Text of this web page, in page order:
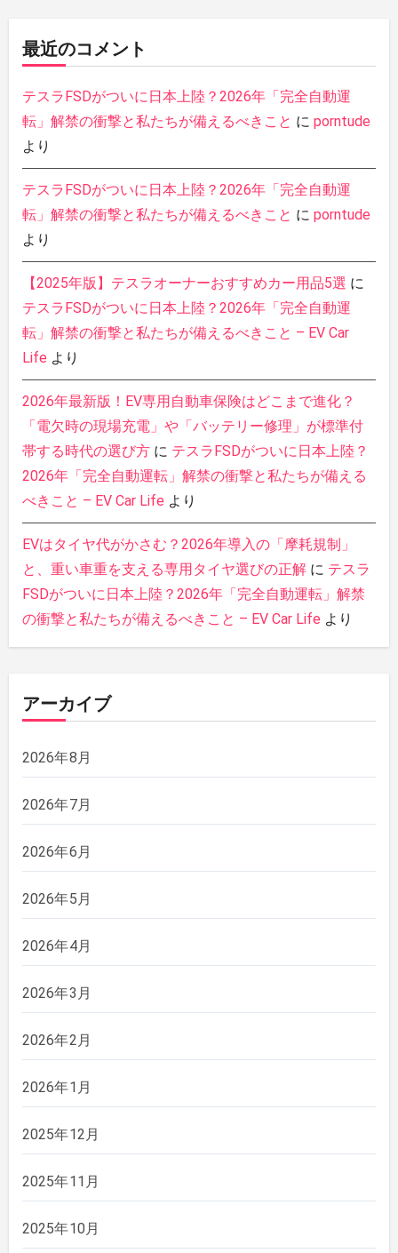
最近のコメント
テスラFSDがついに日本上陸？2026年「完全自動運
転」解禁の衝撃と私たちが備えるべきこと に porntude
より
テスラFSDがついに日本上陸？2026年「完全自動運
転」解禁の衝撃と私たちが備えるべきこと に porntude
より
【2025年版】テスラオーナーおすすめカー用品5選 に
テスラFSDがついに日本上陸？2026年「完全自動運
転」解禁の衝撃と私たちが備えるべきこと – EV Car
Life より
2026年最新版！EV専用自動車保険はどこまで進化？
「電欠時の現場充電」や「バッテリー修理」が標準付
帯する時代の選び方に テスラFSDがついに日本上陸？
2026年「完全自動運転」解禁の衝撃と私たちが備える
べきこと – EV Car Life より
EVはタイヤ代がかさむ？2026年導入の「摩耗規制」
と、重い車重を支える専用タイヤ選びの正解に テスラ
FSDがついに日本上陸？2026年「完全自動運転」解禁
の衝撃と私たちが備えるべきこと – EV Car Life より
アーカイブ
2026年8月
2026年7月
2026年6月
2026年5月
2026年4月
2026年3月
2026年2月
2026年1月
2025年12月
2025年11月
2025年10月